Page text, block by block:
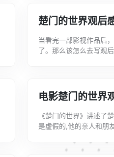
楚门的世界观后
当看完一部影视作品后
了。那么该怎么去写观
电影楚门的世界
《楚门的世界》讲述了
是虚假的,他的亲人和朋